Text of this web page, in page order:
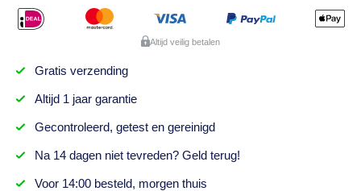
Altijd veilig betalen
Gratis verzending
Altijd 1 jaargarantie
Gecontroleerd, getesten gereinigd
Na 14 dagenniet tevreden? Geld terug!
Voor 14:00 besteld, morgen thuis